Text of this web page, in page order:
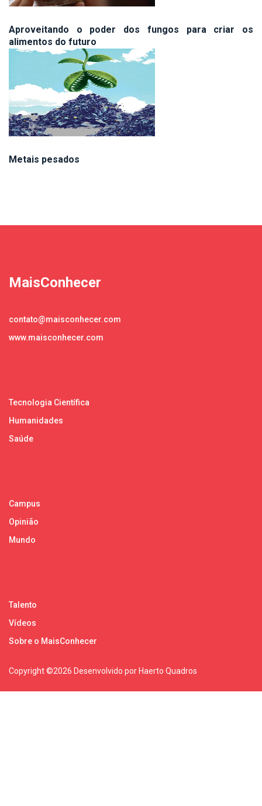
Aproveitando o poder dos fungos para criar os
alimentos do futuro
Metais pesados
MaisConhecer
contato@maisconhecer.com
www.maisconhecer.com
Tecnologia Científica
Humanidades
Saúde
Campus
Opinião
Mundo
Talento
Vídeos
Sobre o MaisConhecer
Copyright ©2026 Desenvolvido por Haerto Quadros